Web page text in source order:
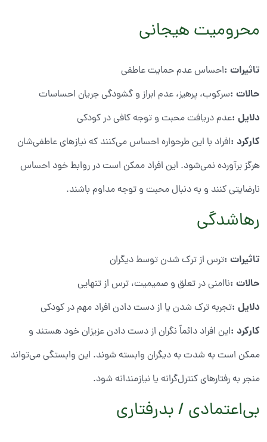
محرومیت هیجانی
تاثیرات :احساس عدم حمایت عاطفی
حالات :سرکوب، پرهیز، عدم ابراز و گشودگی جریان احساسات
دلایل :عدم دریافت محبت و توجه کافی در کودکی
کارکرد :افراد با این طرحواره احساس می‌کنند که نیازهای عاطفی‌شان
هرگز برآورده نمی‌شود. این افراد ممکن است در روابط خود احساس
نارضایتی کنند و به دنبال محبت و توجه مداوم باشند.
رهاشدگی
تاثیرات :ترس از ترک شدن توسط دیگران
حالات :ناامنی در تعلق و صمیمیت، ترس از تنهایی
دلایل :تجربه ترک شدن یا از دست دادن افراد مهم در کودکی
کارکرد :این افراد دائماً نگران از دست دادن عزیزان خود هستند و
ممکن است به شدت به دیگران وابسته شوند. این وابستگی می‌تواند
منجر به رفتارهای کنترل‌گرانه یا نیازمندانه شود.
بی‌اعتمادی / بدرفتاری